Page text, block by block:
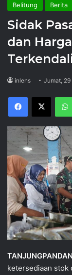
Belitung Berita
Sidak
dan
inlens Jumat,
Facebook
X
ketersediaan stok